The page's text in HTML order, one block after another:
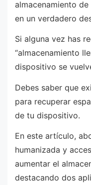
almacenamiento
en un verdadero
Si alguna vez has
“almacenamiento
dispositivo se
Debes saber que
para recuperar
de tu dispositivo.
En este artículo,
humanizada y
aumentar el
destacando dos